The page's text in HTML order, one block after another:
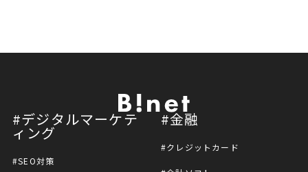
#デジタルマーケテ
ィング
#SEO対策
#金融
#クレジットカード